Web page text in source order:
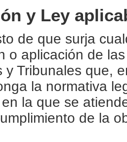
y Ley
de que surja
o aplicación de
y Tribunales que,
la normativa
la que se
de la